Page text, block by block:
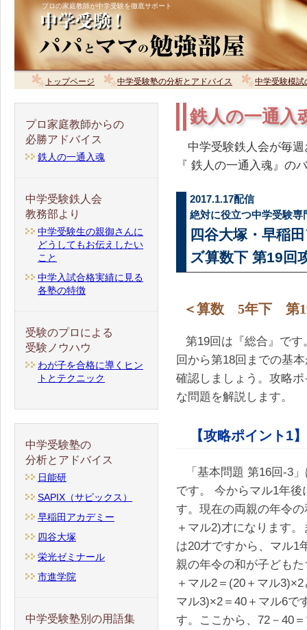
プロの家庭教師が中学受験を徹底サポート
トップページ 中学受験塾の分析とアドバイス 中学受験模試
鉄人の一通入
中学受験鉄人会が毎週
『 鉄人の一通入魂』の
2017.1.17配信
絶対に役立つ中学受験
四谷大塚・早稲
ズ算数下 第19回
＜算数 5年下 第
第19回は『総合』で
回から第18回までの基
確認しましょう。攻略
な問題を解説します。
【攻略ポイント1】
「基本問題 第16回-3
です。 今からマル1年
す。現在の両親の年令
＋マル2)才になります
は20才ですから、マル1
親の年令の和が子ども
＋マル2＝(20＋マル
マル3)×2＝40＋マル6で
す。ここから、72－40
プロ家庭教師からの
必勝アドバイス
鉄人の一通入魂
中学受験鉄人会
教務部より
中学受験生の親御さんに
どうしてもお伝えしたい
こと
中学入試合格実績に見る
各塾の特徴
受験のプロによる
受験ノウハウ
わが子を合格に導くヒン
トとテクニック
中学受験塾の
分析とアドバイス
日能研
SAPIX（サピックス）
早稲田アカデミー
四谷大塚
栄光ゼミナール
市進学院
中学受験塾別の用語集